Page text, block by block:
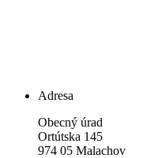
Adresa
Obecný úrad
Ortútska 145
974 05 Malachov